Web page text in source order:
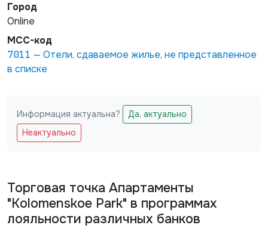
Город
Online
MCC-код
7011 — Отели, сдаваемое жилье, не представленное
в списке
Не заполняйте это поле
Информация актуальна?
Да, актуально
Неактуально
Торговая точка Апартаменты
"Kolomenskoe Park" в программах
лояльности различных банков